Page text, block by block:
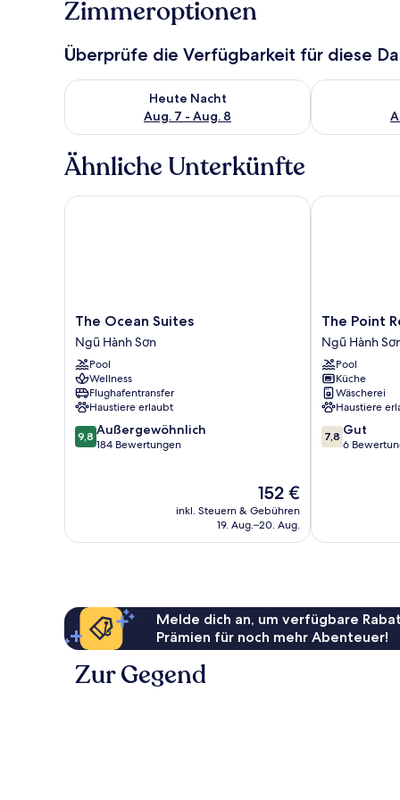
Zimmeroptionen
Überprüfe die Verfügbarkeit für diese
Heute Nacht
Aug. 7 - Aug. 8
Überprüfe die Verfügbarkeit für heute Nacht, Aug. 7
Überprüfe
Ähnliche Unterkünfte
The
Ocean
Suites
Ngũ
Hành
Sơn
The Ocean Suites
Ngũ Hành Sơn
Pool
Wellness
Flughafentransfer
Haustiere erlaubt
9.8
von
9,8 Außergewöhnlich
184 Bewertungen
Der
Preis
beträgt
152 €
inkl. Steuern & Gebühren
19. Aug.–20. Aug.
The Ocean Suites
The
Point
Resort
-
Golf
View
Villa
Ngũ
Hành
The Point
Ngũ Hành
Pool
Küche
Wäscherei
Haustiere
7.8
von
7,8 Gut
6
The Point
Melde dich an, um verfügbare
Prämien für noch mehr Abenteuer!
Zur Gegend